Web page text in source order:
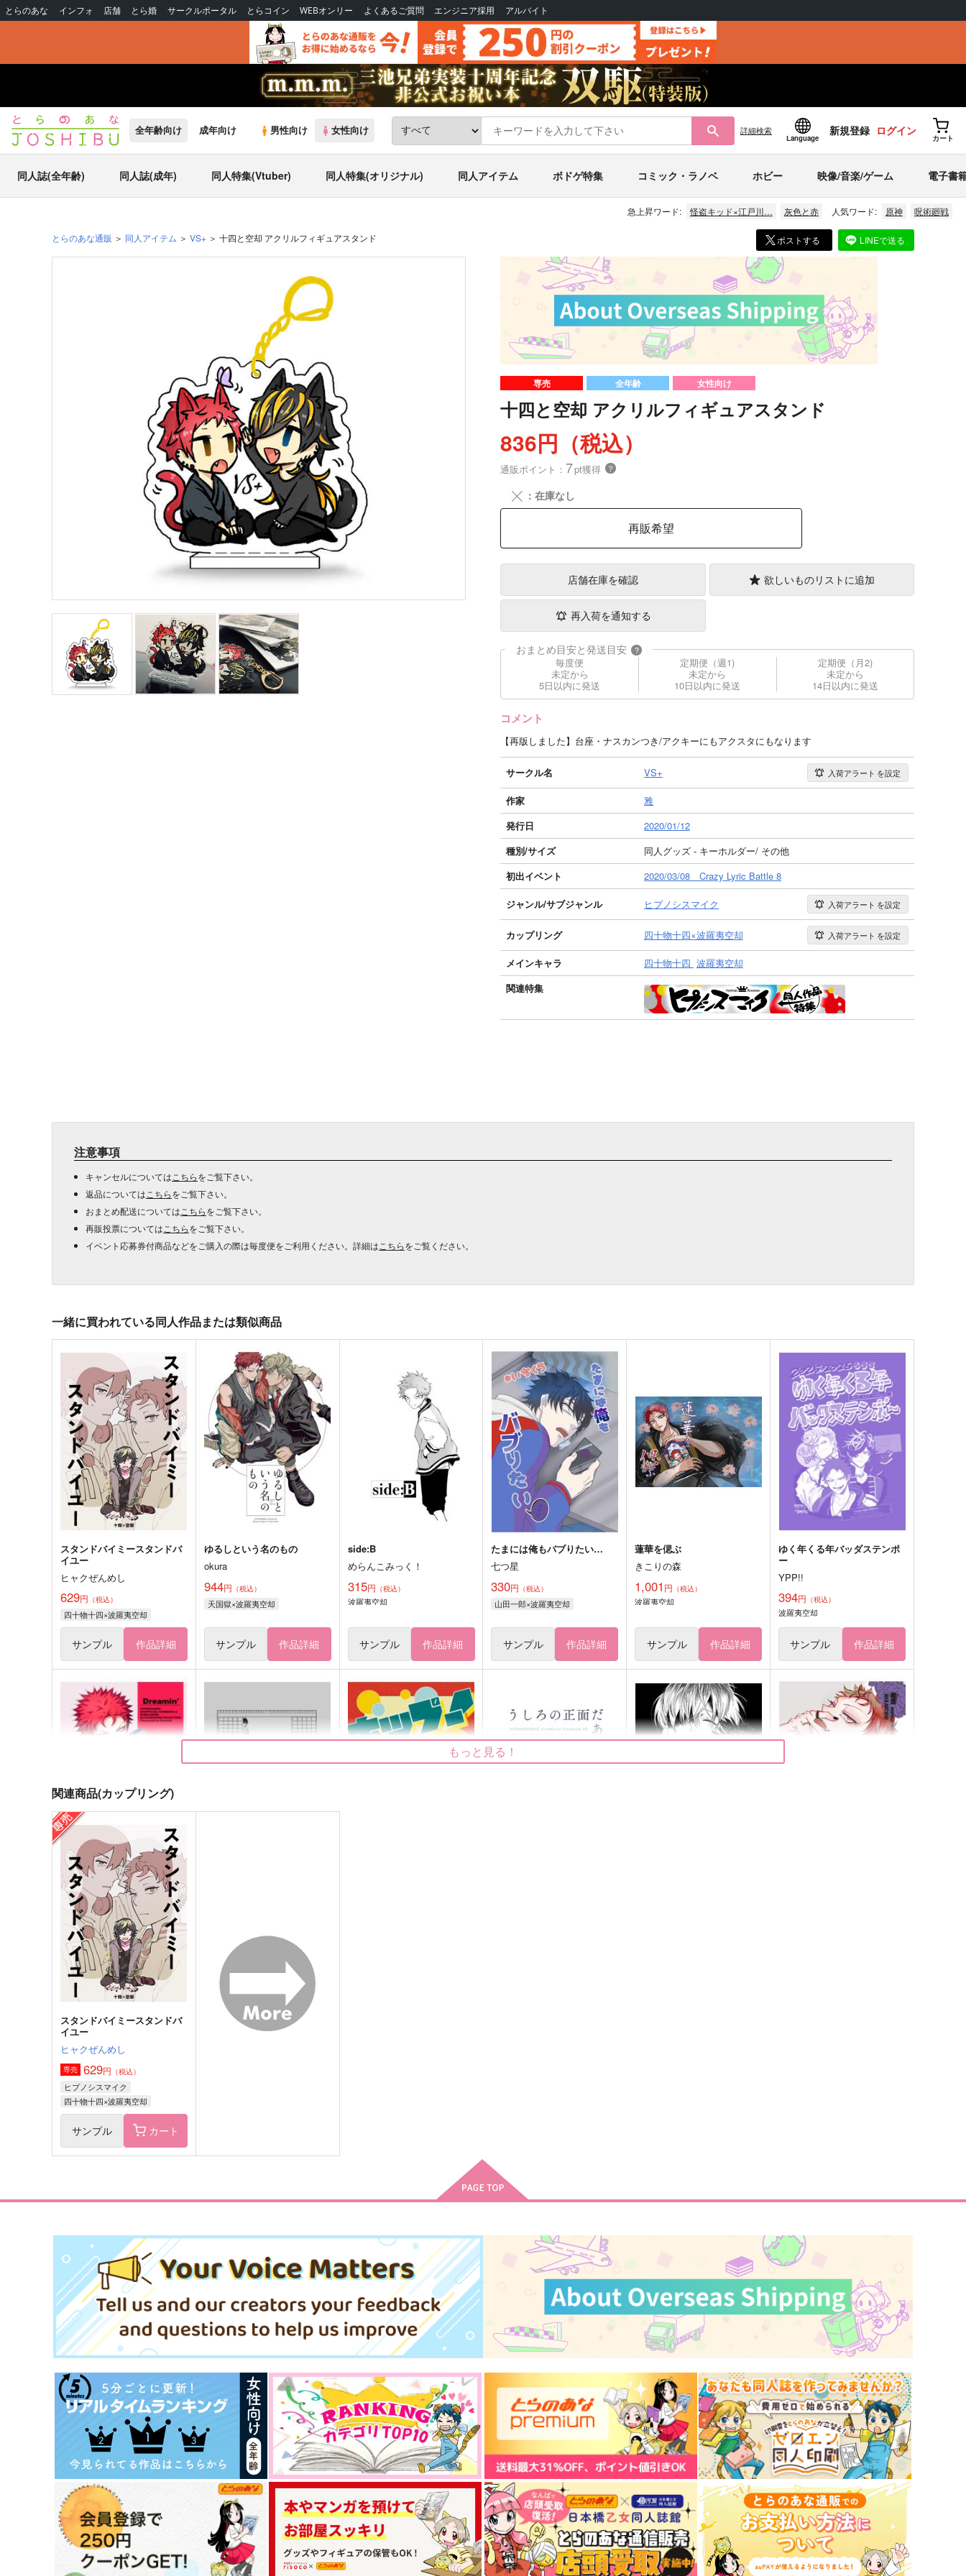
とらのあな インフォ 店舗 とら婚 サークルポータル とらコイン WEBオンリー よくあるご質問 エンジニア採用 アルバイト
全年齢向け 成年向け 男性向け 女性向け 詳細検索
Language
新規登録 ログイン
カート
同人誌(全年齢) 同人誌(成年) 同人特集(Vtuber) 同人特集(オリジナル) 同人アイテム ボドゲ特集 コミック・ラノベ ホビー 映像/音楽/ゲーム 電子書
急上昇ワード: 怪盗キッド×江戸川… 灰色と赤 人気ワード: 原神 呪術廻戦
とらのあな通販 同人アイテム VS+ 十四と空却 アクリルフィギュアスタンド ポストする LINEで送る
専売 全年齢 女性向け
十四と空却 アクリルフィギュアスタンド
836円（税込）
通販ポイント： 7pt獲得 ？
╳ ：在庫なし
再販希望
店舗在庫を確認 欲しいものリストに追加
再入荷を通知する
おまとめ目安と発送目安 ?
毎度便
未定から
5日以内に発送
定期便（週1)
未定から
10日以内に発送
定期便（月2)
未定から
14日以内に発送
コメント
【再版しました】台座・ナスカンつき/アクキーにもアクスタにもなります
サークル名 VS+ 入荷アラート を設定
作家
雅
発行日
2020/01/12
種別/サイズ
同人グッズ - キーホルダー/ その他
初出イベント
2020/03/08 Crazy Lyric Battle 8
ジャンル/サブジャンル ヒプノシスマイク 入荷アラート を設定
カップリング 四十物十四×波羅夷空却 入荷アラート を設定
メインキャラ 四十物十四 波羅夷空却
関連特集
注意事項
キャンセルについては こちらをご覧下さい。
返品については こちらをご覧下さい。
おまとめ配送については こちらをご覧下さい。
再販投票については こちらをご覧下さい。
イベント応募券付商品などをご購入の際は毎度便をご利用ください。詳細は こちらをご覧ください。
一緒に買われている同人作品または類似商品
スタンドバイミースタンドバ
イユー
ヒャクぜんめし
629円 （税込）
四十物十四×波羅夷空却
サンプル 作品詳細
ゆるしという名のもの
okura
944円 （税込）
天国獄×波羅夷空却
サンプル 作品詳細
side:B
めらんこみっく！
315円 （税込）
波羅夷空却
サンプル 作品詳細
たまには俺もバブりたい…
七つ星
330円 （税込）
山田一郎×波羅夷空却
サンプル 作品詳細
蓮華を偲ぶ
きこりの森
1,001 円 （税込）
波羅夷空却
サンプル 作品詳細
ゆく年くる年バッダステンポ
ー
YPP!!
394円 （税込）
波羅夷空却
サンプル 作品詳細
Dreamin'
Room95
944円（税込）
波羅夷空却×女夢主
サンプル 作品詳細
山田一郎×波羅夷空却
サンプル 作品詳細
昨日までの言い訳
629円（税込）
山田一郎×波羅夷空却
サンプル 作品詳細
清
1,965円（税込）
サンプル 作品詳細
合縁奇縁
1,147円（税込）
白膠木簓×波羅夷空却
サンプル 作品詳細
少年空獄
787円（税込）
波羅夷空却×天国獄
作品詳細
往時イケブクロ
1,132円（税込）
サンプル 作品詳細
あなたとあたみへ
629円（税込）
白膠木簓×波羅夷空却
サンプル 作品詳細
うらはら弐
BUSUKOPAN
944 円（税込）
白膠木簓×波羅夷空却
幸せの檻-1
七つ星
330円（税込）
山田一郎×波羅夷空却
もっと見る！
関連商品(カップリング)
スタンドバイミースタンドバ
イユー
ヒャクぜんめし
専売 629円 （税込）
ヒプノシスマイク
四十物十四×波羅夷空却
サンプル カート